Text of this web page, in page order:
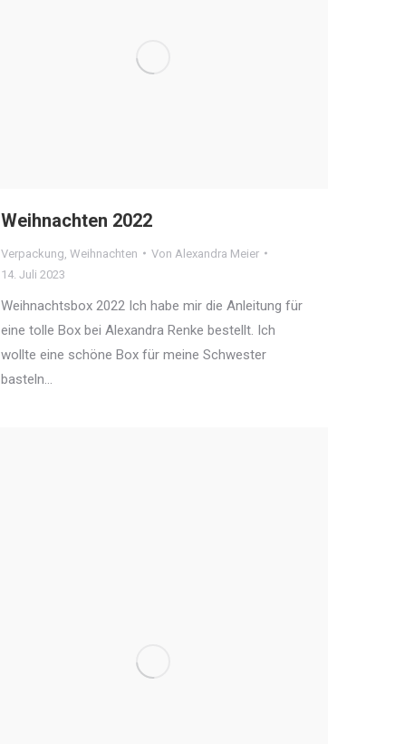
Weihnachten 2022
Verpackung Weihnachten Von Alexandra Meier
14. Juli 2023
Weihnachtsbox 2022 Ich habe mir die Anleitung für
eine tolle Box bei Alexandra Renke bestellt. Ich
wollte eine schöne Box für meine Schwester
basteln…